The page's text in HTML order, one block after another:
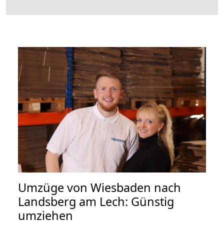
Umzüge von Wiesbaden nach
Landsberg am Lech: Günstig
umziehen